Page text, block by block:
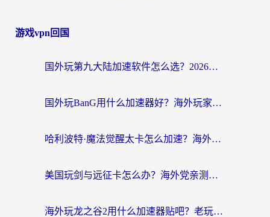
游戏vpn回国
国外玩第九大陆加速软件怎么选？2026终极指南帮你告别延迟卡顿
国外玩BanG用什么加速器好？海外玩家亲测的国服游戏加速终极方案
哈利波特·魔法觉醒太卡怎么加速？海外党亲测有效的国服游戏加速指南
美国玩剑与远征卡怎么办？海外党亲测有效的国服游戏加速指南
海外玩龙之谷2用什么加速器贴吧？老玩家实测推荐，附新加坡猎魂觉醒国外剑与远征加速攻略